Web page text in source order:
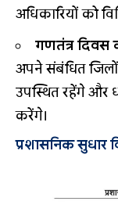
अधिकारियों को
गणतंत्र दिवस
अपने संबंधित जिलों
उपस्थित रहेंगे और
करेंगे।
प्रशासनिक सुधार